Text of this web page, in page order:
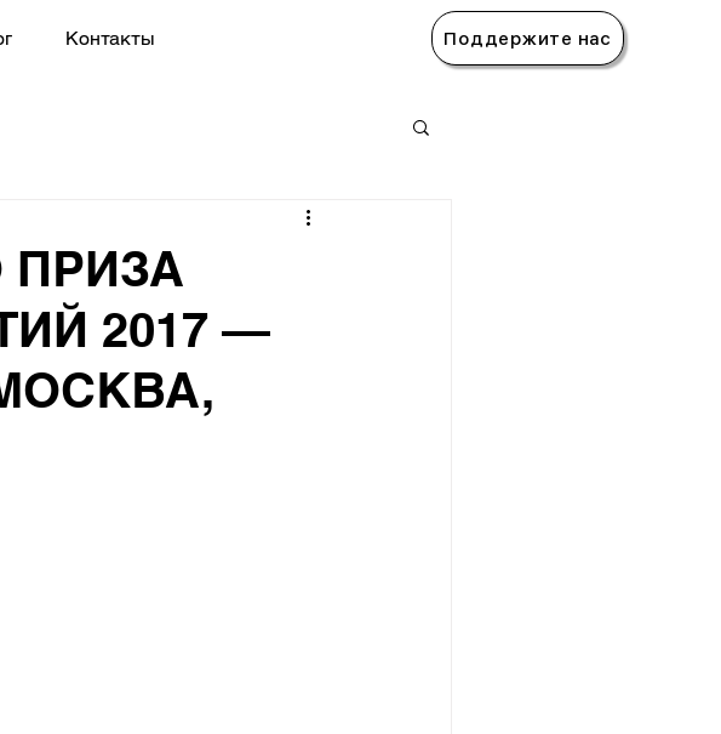
Контакты Поддержите нас
ПРИЗА
2017 —